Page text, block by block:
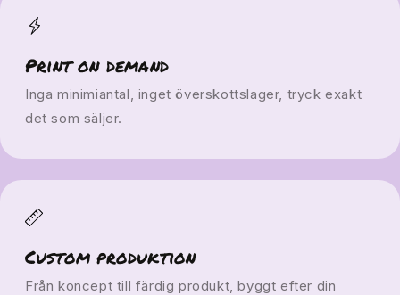
Print on demand
Inga minimiantal, inget överskottslager, tryck exakt
det som säljer.
Custom produktion
Från koncept till färdig produkt, byggt efter din